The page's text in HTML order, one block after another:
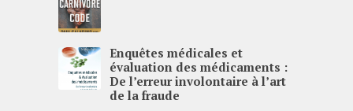
Enquêtes médicales et
évaluation des médicaments :
De l’erreur involontaire à l’art
de la fraude